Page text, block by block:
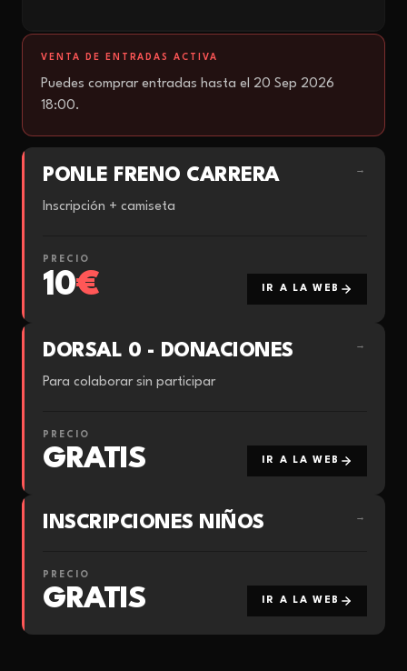
VENTA DE ENTRADAS ACTIVA
Puedes comprar entradas hasta el 20 Sep 2026
18:00.
PONLE FRENO CARRERA →
Inscripción + camiseta
PRECIO
10€ IR A LA WEB
DORSAL 0 - DONACIONES →
Para colaborar sin participar
PRECIO
GRATIS IR A LA WEB
INSCRIPCIONES NIÑOS →
PRECIO
GRATIS IR A LA WEB